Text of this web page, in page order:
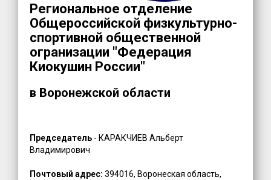
Региональное отделение
Общероссийской физкультурно-
спортивной общественной
огранизации "Федерация
Киокушин России"
в Воронежской области
Председатель - КАРАКЧИЕВ Альберт
Владимирович
Почтовый адрес:394016, Воронеская область,